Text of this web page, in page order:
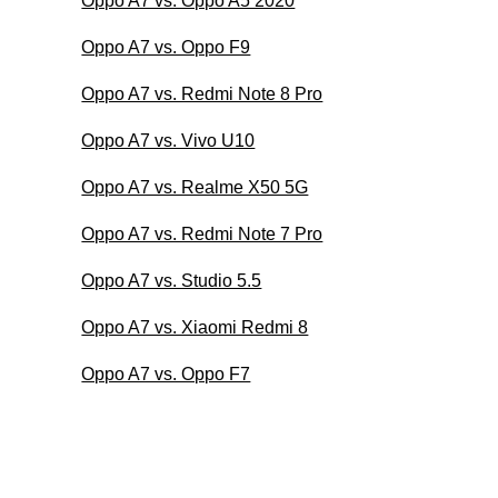
Oppo A7 vs. Oppo F9
Oppo A7 vs. Redmi Note 8 Pro
Oppo A7 vs. Vivo U10
Oppo A7 vs. Realme X50 5G
Oppo A7 vs. Redmi Note 7 Pro
Oppo A7 vs. Studio 5.5
Oppo A7 vs. Xiaomi Redmi 8
Oppo A7 vs. Oppo F7